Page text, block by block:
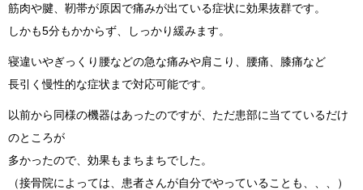
筋肉や腱、靭帯が原因で痛みが出ている症状に効果抜群です。
しかも5分もかからず、しっかり緩みます。
寝違いやぎっくり腰などの急な痛みや肩こり、腰痛、膝痛など
長引く慢性的な症状まで対応可能です。
以前から同様の機器はあったのですが、ただ患部に当てているだけ
のところが
多かったので、効果もまちまちでした。
（接骨院によっては、患者さんが自分でやっていることも、、、）